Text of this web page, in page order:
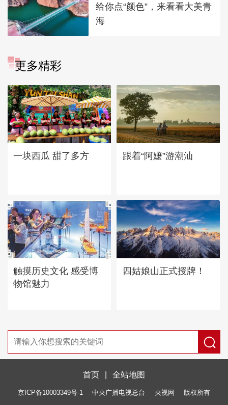
给你点“颜色”，来看看大美青
海
更多精彩
一块西瓜 甜了多方 跟着“阿嬷”游潮汕
触摸历史文化 感受博
物馆魅力
四姑娘山正式授牌！
首页 全站地图
京ICP备10003349号-1 中央广播电视总台 央视网 版权所有